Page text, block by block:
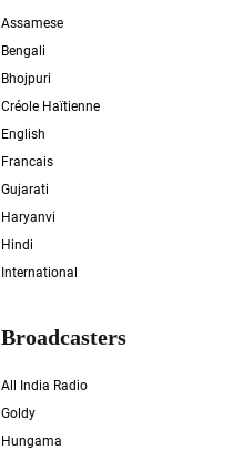
Assamese
Bengali
Bhojpuri
Créole Haïtienne
English
Francais
Gujarati
Haryanvi
Hindi
International
Broadcasters
All India Radio
Goldy
Hungama